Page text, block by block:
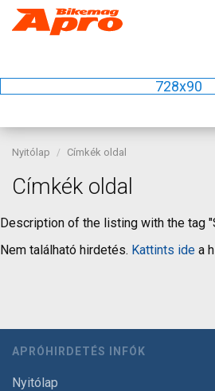
728x90
Nyitólap Címkék oldal
Címkék oldal
Description of the listing with the tag
Nem található hirdetés. Kattints ide a
APRÓHIRDETÉS INFÓK
Nyitólap